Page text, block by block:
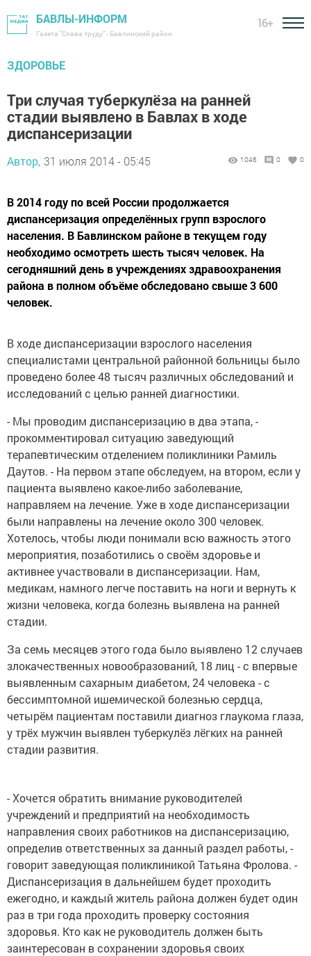
БАВЛЫ-ИНФОРМ
Газета "Слава труду" - Бавлинский район
16+
ЗДОРОВЬЕ
Три случая туберкулёза на ранней
стадии выявлено в Бавлах в ходе
диспансеризации
Автор, 31 июля 2014 - 05:45 1046 0 0
В 2014 году по всей России продолжается
диспансеризация определённых групп взрослого
населения. В Бавлинском районе в текущем году
необходимо осмотреть шесть тысяч человек. На
сегодняшний день в учреждениях здравоохранения
района в полном объёме обследовано свыше 3 600
человек.
В ходе диспансеризации взрослого населения
специалистами центральной районной больницы было
проведено более 48 тысяч различных обследований и
исследований с целью ранней диагностики.
- Мы проводим диспансеризацию в два этапа, -
прокомментировал ситуацию заведующий
терапевтическим отделением поликлиники Рамиль
Даутов. - На первом этапе обследуем, на втором, если у
пациента выявлено какое-либо заболевание,
направляем на лечение. Уже в ходе диспансеризации
были направлены на лечение около 300 человек.
Хотелось, чтобы люди понимали всю важность этого
мероприятия, позаботились о своём здоровье и
активнее участвовали в диспансеризации. Нам,
медикам, намного легче поставить на ноги и вернуть к
жизни человека, когда болезнь выявлена на ранней
стадии.
За семь месяцев этого года было выявлено 12 случаев
злокачественных новообразований, 18 лиц - с впервые
выявленным сахарным диабетом, 24 человека - с
бессимптомной ишемической болезнью сердца,
четырём пациентам поставили диагноз глаукома глаза,
у трёх мужчин выявлен туберкулёз лёгких на ранней
стадии развития.
- Хочется обратить внимание руководителей
учреждений и предприятий на необходимость
направления своих работников на диспансеризацию,
определив ответственных за данный раздел работы, -
говорит заведующая поликлиникой Татьяна Фролова. -
Диспансеризация в дальнейшем будет проходить
ежегодно, и каждый житель района должен будет один
раз в три года проходить проверку состояния
здоровья. Кто как не руководитель должен быть
заинтересован в сохранении здоровья своих